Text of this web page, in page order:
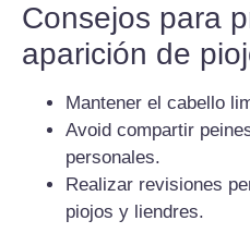
Consejos para
aparición de
Mantener el cabello
Avoid compartir
personales.
Realizar revisiones
piojos y liendres.